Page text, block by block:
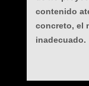
contenido
concreto, el
inadecuado.